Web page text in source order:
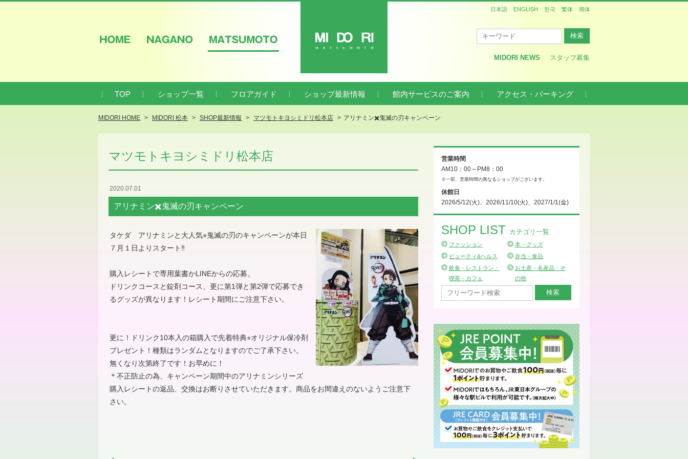
MIDORI NEWS
スタッフ募集
日本語 ENGLISH 한국 繁体 簡体
TOP ショップ一覧 フロアガイド ショップ最新情報 館内サービスのご案内 アクセス・パーキング
MIDORI HOME MIDORI 松本 SHOP最新情報 マツモトキヨシミドリ松本店 アリナミン✖️鬼滅の刃キャンペーン
マツモトキヨシミドリ松本店
2020.07.01
アリナミン✖️鬼滅の刃キャンペーン
タケダ アリナミンと大人気⭐︎鬼滅の刃のキャンペーンが本日
７月１日よりスタート‼︎
購入レシートで専用葉書かLINEからの応募。
ドリンクコースと錠剤コース、更に第1弾と第2弾で応募でき
るグッズが異なります！レシート期間にご注意下さい。
更に！ドリンク10本入の箱購入で先着特典⭐︎オリジナル保冷剤
プレゼント！種類はランダムとなりますのでご了承下さい。
無くなり次第終了です！お早めに！
＊不正防止の為、キャンペーン期間中のアリナミンシリーズ
購入レシートの返品、交換はお断りさせていただきます。商品をお間違えのないようご注意下
さい。
営業時間
AM10：00～PM8：00
※一部、営業時間の異なるショップがございます。
休館日
2026/5/12(火)、2026/11/10(火)、2027/1/1(金)
SHOP LIST カテゴリ一覧
ファッション
本・グッズ
ビューティ&ヘルス
弁当・食品
飲食・レストラン・
喫茶・カフェ
お土産・名産品・そ
の他